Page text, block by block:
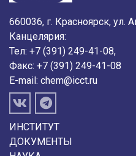
660036, г. Красноярск, ул.
Канцелярия:
Тел: +7 (391) 249-41-08,
Факс: +7 (391) 249-41-08
E-mail: chem@icct.ru
ИНСТИТУТ
ДОКУМЕНТЫ